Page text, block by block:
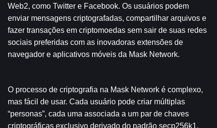
Web2, como Twitter e Facebook. Os usuários podem
enviar mensagens criptografadas, compartilhar arquivos e
fazer transações em criptomoedas sem sair de suas redes
sociais preferidas com as inovadoras extensões de
navegador e aplicativos móveis da Mask Network.
O processo de criptografia na Mask Network é complexo,
mas fácil de usar. Cada usuário pode criar múltiplas
“personas”, cada uma associada a um par de chaves
criptográficas exclusivo derivado do padrão secp256k1.